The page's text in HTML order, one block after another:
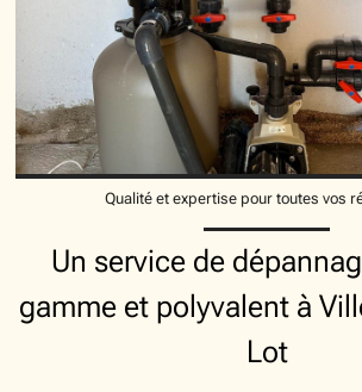
Qualité et expertise pour toutes vos
Un service de
gamme et polyvalent à
Lot